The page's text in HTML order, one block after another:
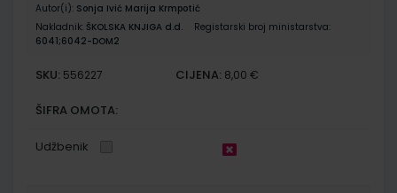
Autor(i): Sonja Ivić Marija Krmpotić
Nakladnik: ŠKOLSKA KNJIGA d.d.
Registarski broj ministarstva:
6041;6042-DOM2
SKU: 556227 CIJENA: 8,00 €
ŠIFRA OMOTA:
Udžbenik